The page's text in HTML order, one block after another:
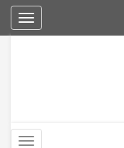
Toggle
Toggle